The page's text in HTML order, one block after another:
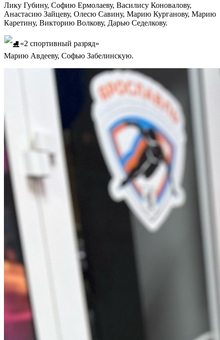
Лику Губину, Софию Ермолаеву, Василису Коновалову,
Анастасию Зайцеву, Олесю Савину, Марию Курганову, Марию
Каретину, Викторию Волкову, Дарью Седелкову.
«2 спортивный разряд»
Марию Авдееву, Софью Забелинскую.